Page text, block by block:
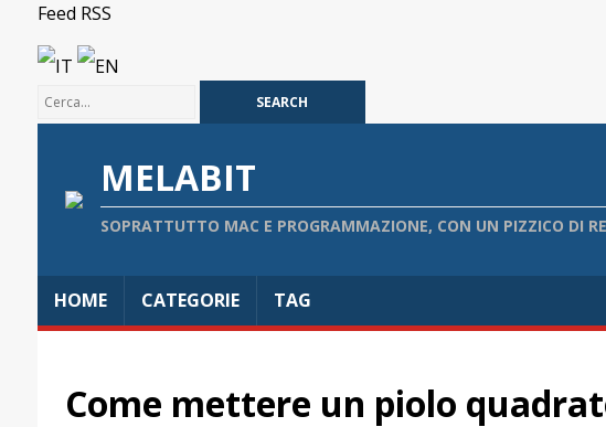
Feed RSS
IT EN
MELABIT
SOPRATTUTTO MAC E PROGRAMMAZIONE, CON UN PIZZICO DI
HOME CATEGORIE TAG
Come mettere un piolo